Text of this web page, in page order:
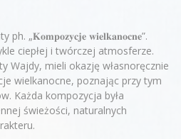
„𝐊𝐨𝐦𝐩𝐨𝐳𝐲𝐜𝐣𝐞 𝐰𝐢𝐞𝐥𝐤𝐚𝐧𝐨𝐜𝐧𝐞”.
ciepłej i twórczej atmosferze.
Wajdy, mieli okazję własnoręcznie
wielkanocne, poznając przy tym
Każda kompozycja była
świeżości, naturalnych